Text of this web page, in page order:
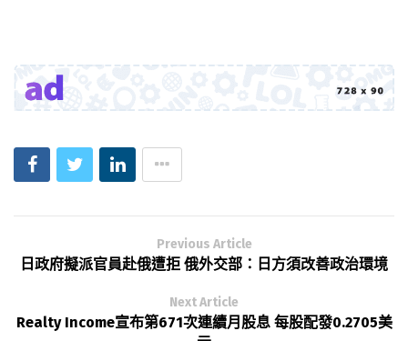
Previous Article
日政府擬派官員赴俄遭拒 俄外交部：日方須改善政治環境
Next Article
Realty Income宣布第671次連續月股息 每股配發0.2705美